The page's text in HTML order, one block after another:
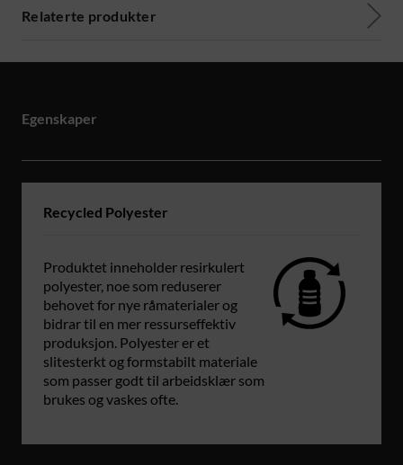
Relaterte produkter
Egenskaper
Recycled Polyester
Produktet inneholder resirkulert
polyester, noe som reduserer
behovet for nye råmaterialer og
bidrar til en mer ressurseffektiv
produksjon. Polyester er et
slitesterkt og formstabilt materiale
som passer godt til arbeidsklær som
brukes og vaskes ofte.